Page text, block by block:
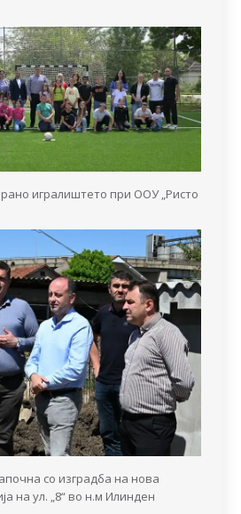
игралиштето при ООУ „Ристо
со изградба на нова
на ул. „8“ во н.м Илинден